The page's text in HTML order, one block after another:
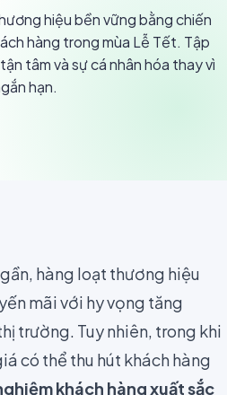
hiệu bền vững bằng chiến
hàng trong mùa Lễ Tết. Tập
tâm và sự cá nhân hóa thay vì
hạn.
hàng loạt thương hiệu
mãi với hy vọng tăng
trường. Tuy nhiên, trong khi
có thể thu hút khách hàng
khách hàng xuất sắc